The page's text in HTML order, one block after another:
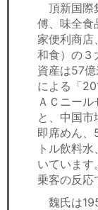
ＩＴ
飲食店情報
頂新国際
傅、味全食
家便利商店
和食）の３
資産は57
による「
ＡＣニー
と、中国
即席めん
トル飲料
いています。
乗客の反応
魏氏は